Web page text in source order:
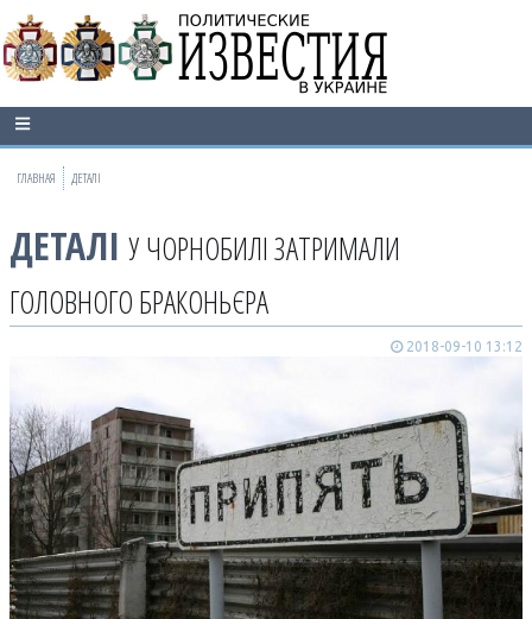
ГЛАВНАЯ ДЕТАЛІ
ДЕТАЛІ У ЧОРНОБИЛІ ЗАТРИМАЛИ
ГОЛОВНОГО БРАКОНЬЄРА
2018-09-10 13:12